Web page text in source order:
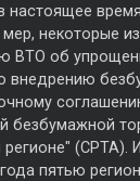
настоящее
некоторые
ВТО об
внедрению
безбумажной
(CPTA).
пятью